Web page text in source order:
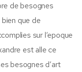
de besognes
que de
sur l’epoque
est alle ce
besognes d’art